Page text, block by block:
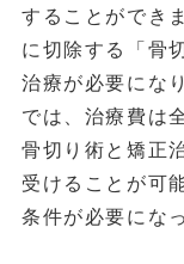
することができ
に切除する「骨
治療が必要にな
では、治療費は
骨切り術と矯正
受けることが可
条件が必要にな